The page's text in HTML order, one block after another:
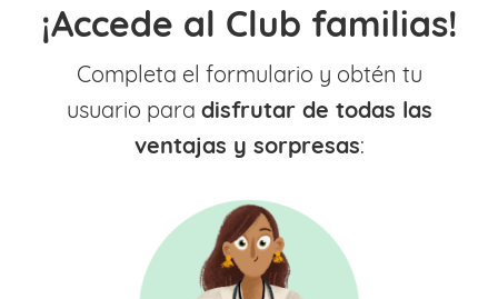
¡Accede al Club familias!
Completa el formulario y obtén tu
usuario para disfrutar de todas las
ventajas y sorpresas: